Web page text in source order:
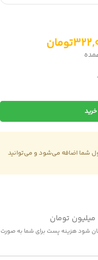
تومان
شما اضافه می‌شود و می‌توانید
شما بالای 6 میلیون تومان شود هزینه پست برای شما به صورت